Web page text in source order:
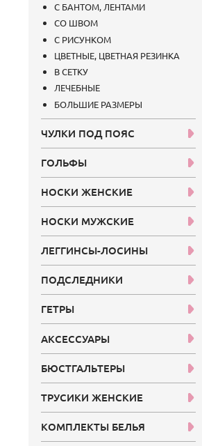
С БАНТОМ, ЛЕНТАМИ
СО ШВОМ
С РИСУНКОМ
ЦВЕТНЫЕ, ЦВЕТНАЯ РЕЗИНКА
В СЕТКУ
ЛЕЧЕБНЫЕ
БОЛЬШИЕ РАЗМЕРЫ
ЧУЛКИ ПОД ПОЯС
ГОЛЬФЫ
НОСКИ ЖЕНСКИЕ
НОСКИ МУЖСКИЕ
ЛЕГГИНСЫ-ЛОСИНЫ
ПОДСЛЕДНИКИ
ГЕТРЫ
АКСЕССУАРЫ
БЮСТГАЛЬТЕРЫ
ТРУСИКИ ЖЕНСКИЕ
КОМПЛЕКТЫ БЕЛЬЯ